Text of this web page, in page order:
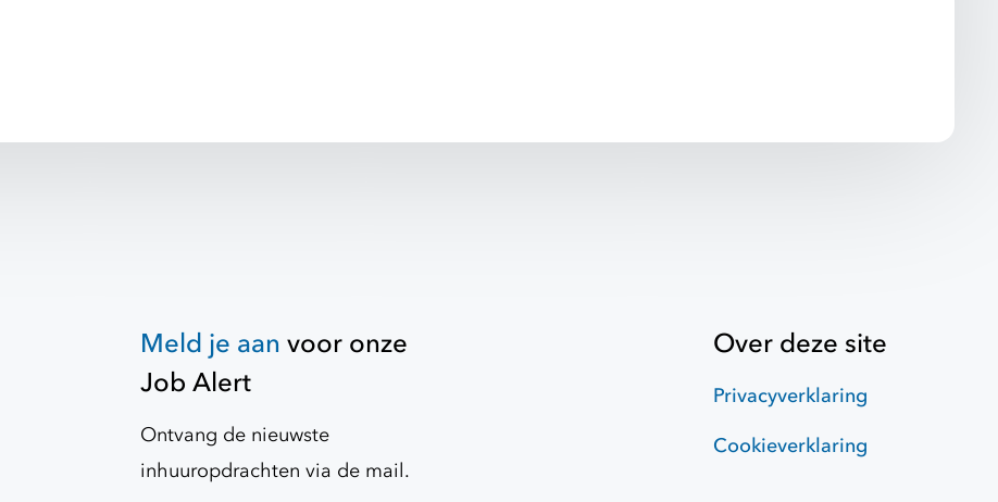
Meld je aan voor onze
Job Alert
Ontvang de nieuwste
inhuuropdrachten via de mail.
Over deze site
Privacyverklaring
Cookieverklaring